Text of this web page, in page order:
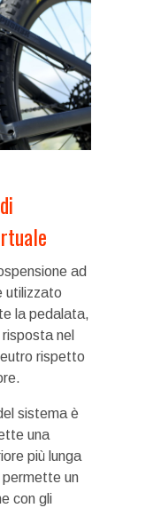
ad
utilizzato
la pedalata,
nel
rispetto
sistema è
una
più lunga
un
con gli